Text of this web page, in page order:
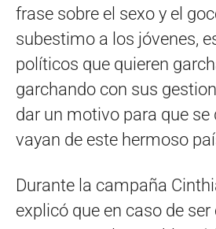
frase sobre el sexo y el
subestimo a los jóvenes,
políticos que quieren
garchando con sus
dar un motivo para que se
vayan de este hermoso
Durante la campaña
explicó que en caso de